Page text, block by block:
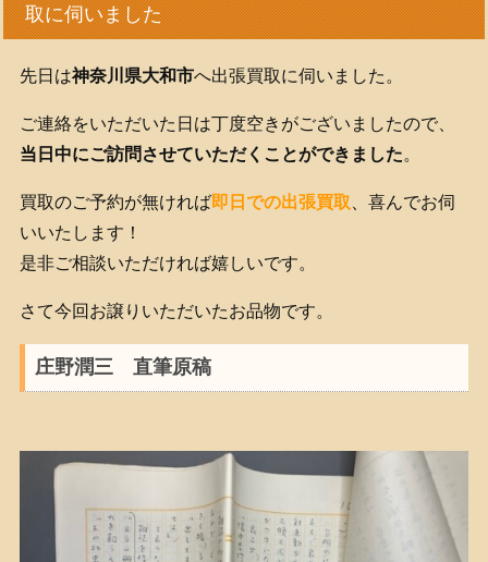
取に伺いました
先日は神奈川県大和市へ出張買取に伺いました。
ご連絡をいただいた日は丁度空きがございましたので、
当日中にご訪問させていただくことができました。
買取のご予約が無ければ即日での出張買取
喜んでお伺
いいたします！
是非ご相談いただければ嬉しいです。
さて今回お譲りいただいたお品物です。
庄野潤三 直筆原稿